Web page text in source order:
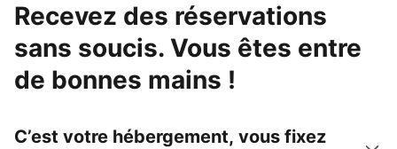
Recevez des réservations
sans soucis. Vous êtes entre
de bonnes mains !
C’est votre hébergement, vous fixez